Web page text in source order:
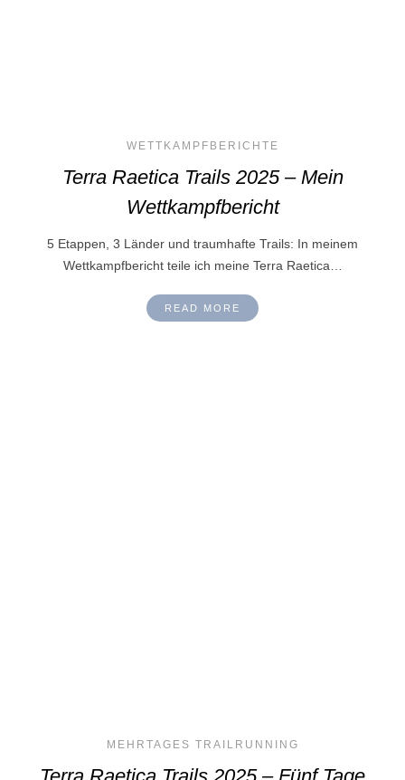
WETTKAMPFBERICHTE
Terra Raetica Trails 2025 – Mein
Wettkampfbericht
5 Etappen, 3 Länder und traumhafte Trails: In meinem
Wettkampfbericht teile ich meine Terra Raetica…
READ MORE
MEHRTAGES TRAILRUNNING